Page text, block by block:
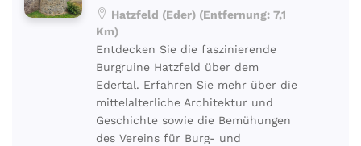
Hatzfeld (Eder) (Entfernung: 7,1
Km)
Entdecken Sie die faszinierende
Burgruine Hatzfeld über dem
Edertal. Erfahren Sie mehr über die
mittelalterliche Architektur und
Geschichte sowie die Bemühungen
des Vereins für Burg- und